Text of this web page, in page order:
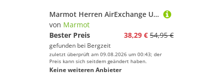
Marmot Herren AirExchange UPF 50 Crew T-Shirt
von Marmot
Bester Preis
38,29 € 54,95 €
gefunden bei Bergzeit
zuletzt überprüft am 09.08.2026 um 00:43; der
Preis kann sich seitdem geändert haben.
Keine weiteren Anbieter